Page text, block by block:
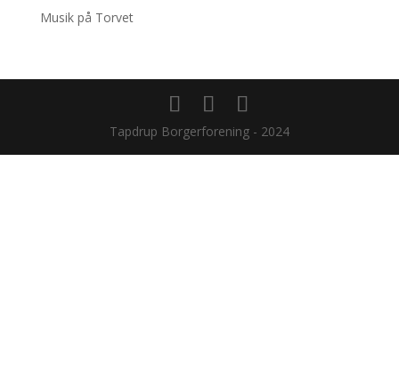
Musik på Torvet
Tapdrup Borgerforening - 2024